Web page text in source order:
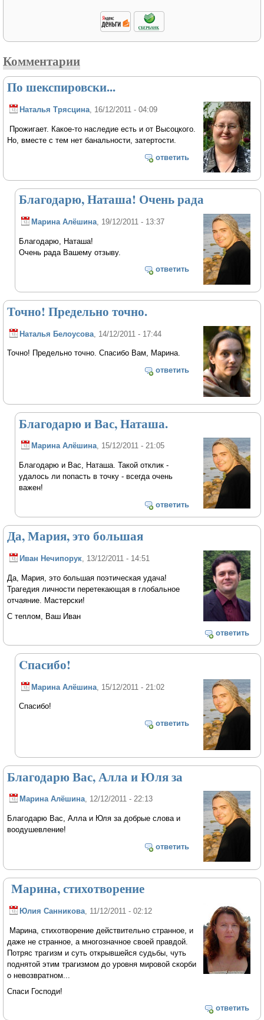
Комментарии
По шекспировски...
Наталья Трясцина, 16/12/2011 - 04:09
Прожигает. Какое-то наследие есть и от Высоцкого.
Но, вместе с тем нет банальности, затертости.
ответить
Благодарю, Наташа! Очень рада
Марина Алёшина , 19/12/2011 - 13:37
Благодарю, Наташа!
Очень рада Вашему отзыву.
ответить
Точно! Предельно точно.
Наталья Белоусова , 14/12/2011 - 17:44
Точно! Предельно точно. Спасибо Вам, Марина.
ответить
Благодарю и Вас, Наташа.
Марина Алёшина, 15/12/2011 - 21:05
Благодарю и Вас, Наташа. Такой отклик -
удалось ли попасть в точку - всегда очень
важен!
ответить
Да, Мария, это большая
Иван Нечипорук, 13/12/2011 - 14:51
Да, Мария, это большая поэтическая удача!
Трагедия личности перетекающая в глобальное
отчаяние. Мастерски!
С теплом, Ваш Иван
ответить
Cпасибо!
Марина Алёшина , 15/12/2011 - 21:02
Cпасибо!
ответить
Благодарю Вас, Алла и Юля за
Марина Алёшина, 12/12/2011 - 22:13
Благодарю Вас, Алла и Юля за добрые слова и
воодушевление!
ответить
Марина, стихотворение
Юлия Санникова, 11/12/2011 - 02:12
Марина, стихотворение действительно странное, и
даже не странное, а многозначное своей правдой.
Потряс трагизм и суть открывшейся судьбы, чуть
поднятой этим трагизмом до уровня мировой скорби
о невозвратном...
Спаси Господи!
ответить